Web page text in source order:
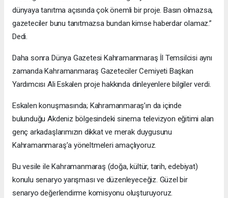
dünyaya tanıtma açısında çok önemli bir proje. Basın olmazsa,
gazeteciler bunu tanıtmazsa bundan kimse haberdar olamaz.”
Dedi.
Daha sonra Dünya Gazetesi Kahramanmaraş İl Temsilcisi aynı
zamanda Kahramanmaraş Gazeteciler Cemiyeti Başkan
Yardımcısı Ali Eskalen proje hakkında dinleyenlere bilgiler verdi.
Eskalen konuşmasında; Kahramanmaraş’ın da içinde
bulunduğu Akdeniz bölgesindeki sinema televizyon eğitimi alan
genç arkadaşlarımızın dikkat ve merak duygusunu
Kahramanmaraş’a yöneltmeleri amaçlıyoruz.
Bu vesile ile Kahramanmaraş (doğa, kültür, tarih, edebiyat)
konulu senaryo yarışması ve düzenleyeceğiz. Güzel bir
senaryo değerlendirme komisyonu oluşturuyoruz.